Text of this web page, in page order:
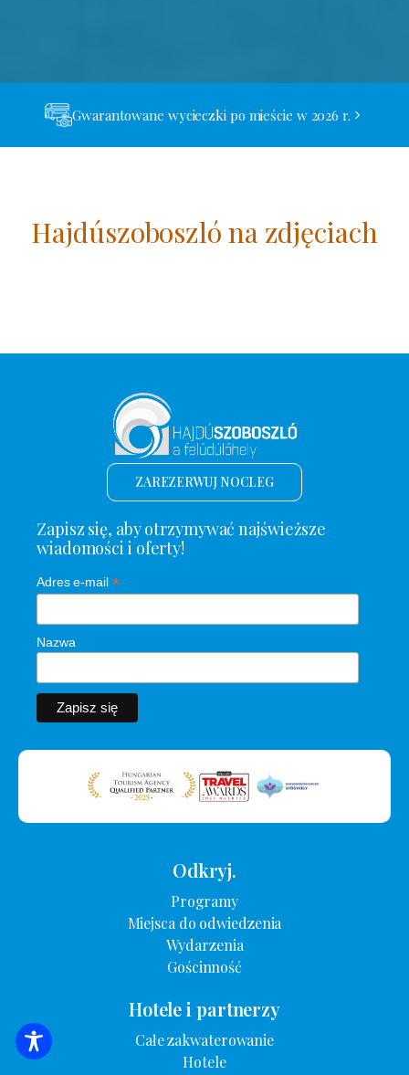
Gwarantowane wycieczki po mieście w 2026 r.
Hajdúszoboszló na zdjęciach
WYSZUKIWANIE ZAKWATEROWANIA
ZAREZERWUJ NOCLEG
Zapisz się, aby otrzymywać najświeższe
wiadomości i oferty!
Adres e-mail *
Nazwa
Odkryj.
Programy
Miejsca do odwiedzenia
Wydarzenia
Gościnność
Hotele i partnerzy
Całe zakwaterowanie
Hotele